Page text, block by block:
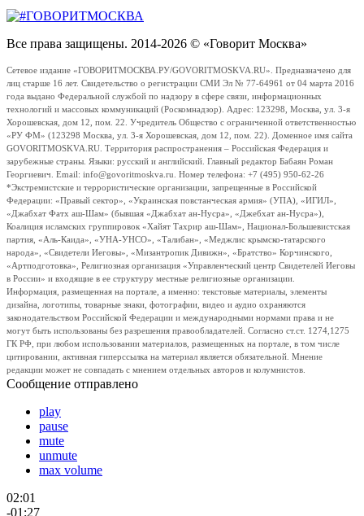
Все права защищены. 2014-2026 © «Говорит Москва»
Сетевое издание «ГОВОРИТМОСКВА.РУ/GOVORITMOSKVA.RU». Предназначено для
лиц старше 16 лет. Свидетельство о регистрации СМИ Эл № 77-64961 от 04 марта 2016
года выдано Федеральной службой по надзору в сфере связи, информационных
технологий и массовых коммуникаций (Роскомнадзор). Адрес: 123298, Москва, ул. 3-я
Хорошевская, дом 12, пом. 22. Учредитель Общество с ограниченной ответственностью
«РУ ФМ» (123298 Москва, ул. 3-я Хорошевская, дом 12, пом. 22). Доменное имя сайта
GOVORITMOSKVA.RU. Территория распространения – Российская Федерация и
зарубежные страны. Языки: русский и английский. Главный редактор Бабаян Роман
Георгиевич. Email: info@govoritmoskva.ru. Номер телефона: +7 (495) 950-62-26
*Экстремистские и террористические организации, запрещенные в Российской
Федерации: «Правый сектор», «Украинская повстанческая армия» (УПА), «ИГИЛ»,
«Джабхат Фатх аш-Шам» (бывшая «Джабхат ан-Нусра», «Джебхат ан-Нусра»),
Коалиция исламских группировок «Хайят Тахрир аш-Шам», Национал-Большевистская
партия, «Аль-Каида», «УНА-УНСО», «Талибан», «Меджлис крымско-татарского
народа», «Свидетели Иеговы», «Мизантропик Дивижн», «Братство» Корчинского,
«Артподготовка», Религиозная организация «Управленческий центр Свидетелей Иеговы
в России» и входящие в ее структуру местные религиозные организации.
Информация, размещенная на портале, а именно: текстовые материалы, элементы
дизайна, логотипы, товарные знаки, фотографии, видео и аудио охраняются
законодательством Российской Федерации и международными нормами права и не
могут быть использованы без разрешения правообладателей. Согласно ст.ст. 1274,1275
ГК РФ, при любом использовании материалов, размещенных на портале, в том числе
цитировании, активная гиперссылка на материал является обязательной. Мнение
редакции может не совпадать с мнением отдельных авторов и колумнистов.
Сообщение отправлено
play
pause
mute
unmute
max volume
02:01
-01:27